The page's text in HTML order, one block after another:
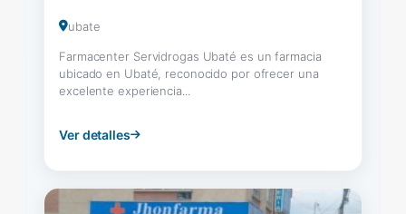
ubate
Farmacenter Servidrogas Ubaté es un farmacia
ubicado en Ubaté, reconocido por ofrecer una
excelente experiencia...
Ver detalles